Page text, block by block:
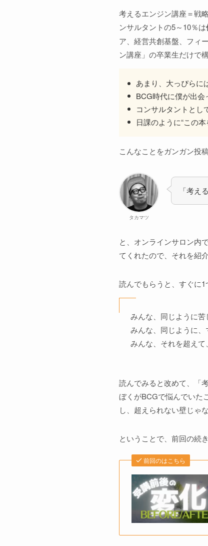
考えるエンジン講座＝戦
ンサルタントの5～10％は
ア、経営共創基盤、フィ
ン講座」の卒業生だけで
あまり、大っぴらに
BCG時代に僕が出会
コンサルタントとし
日課のように“この
こんなことをガンガン投
タカマツ
「考え
と、オンラインサロン内
てくれたので、それを紹
読んでもらうと、すぐに1
みんな、同じように苦
みんな、同じように、
みんな、それを超えて
読んでみると改めて、「
ぼくがBCGで悩んでいた
し、超えられない壁じゃ
ということで、前回の続き
前回のはこちら